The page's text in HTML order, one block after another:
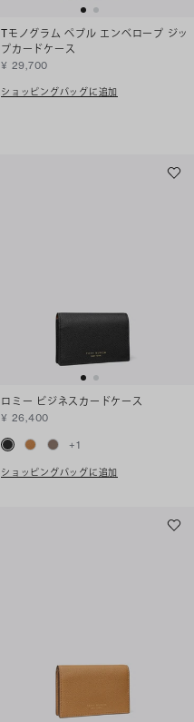
Tモノグラム ペブル エンベロープ ジッ
プカードケース
¥ 29,700
ショッピングバッグに追加
ロミー ビジネスカードケース
¥ 26,400
+1
ショッピングバッグに追加